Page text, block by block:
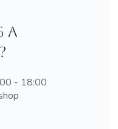
a
- 18:00